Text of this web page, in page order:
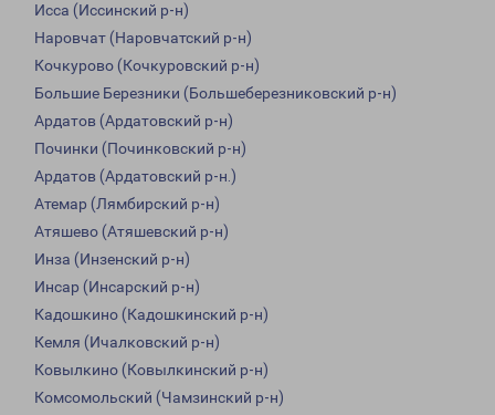
Исса (Иссинский р-н)
Наровчат (Наровчатский р-н)
Кочкурово (Кочкуровский р-н)
Большие Березники (Большеберезниковский р-н)
Ардатов (Ардатовский р-н)
Починки (Починковский р-н)
Ардатов (Ардатовский р-н.)
Атемар (Лямбирский р-н)
Атяшево (Атяшевский р-н)
Инза (Инзенский р-н)
Инсар (Инсарский р-н)
Кадошкино (Кадошкинский р-н)
Кемля (Ичалковский р-н)
Ковылкино (Ковылкинский р-н)
Комсомольский (Чамзинский р-н)